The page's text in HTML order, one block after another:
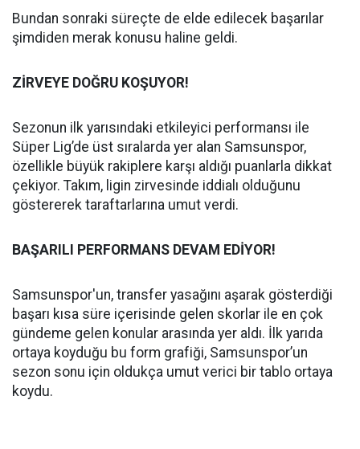
Bundan sonraki süreçte de elde edilecek başarılar
şimdiden merak konusu haline geldi.
ZİRVEYE DOĞRU KOŞUYOR!
Sezonun ilk yarısındaki etkileyici performansı ile
Süper Lig’de üst sıralarda yer alan Samsunspor,
özellikle büyük rakiplere karşı aldığı puanlarla dikkat
çekiyor. Takım, ligin zirvesinde iddialı olduğunu
göstererek taraftarlarına umut verdi.
BAŞARILI PERFORMANS DEVAM EDİYOR!
Samsunspor'un, transfer yasağını aşarak gösterdiği
başarı kısa süre içerisinde gelen skorlar ile en çok
gündeme gelen konular arasında yer aldı. İlk yarıda
ortaya koyduğu bu form grafiği, Samsunspor’un
sezon sonu için oldukça umut verici bir tablo ortaya
koydu.